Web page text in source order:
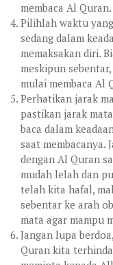
membaca Al Quran.
Pilihlah waktu
sedang dalam
memaksakan diri.
meskipun
mulai membaca Al
Perhatikan jarak
pastikan jarak
baca dalam
saat membacanya.
dengan Al Quran
mudah lelah dan
telah kita hafal,
sebentar ke arah
mata agar mampu
Jangan lupa
Quran kita